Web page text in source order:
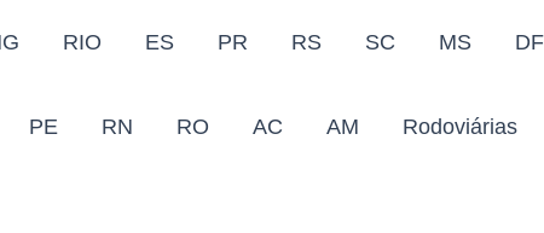
RIO ES PR RS SC MS DF
PE RN RO AC AM Rodoviárias